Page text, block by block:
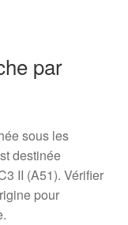
par
sous les
destinée
II (A51). Vérifier
pour